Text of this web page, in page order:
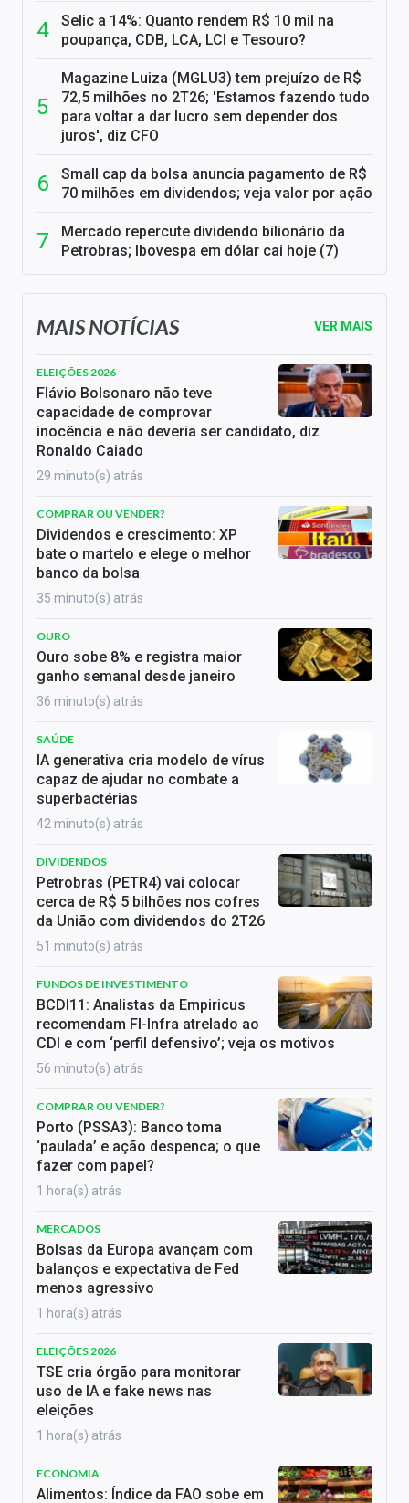
Selic a 14%: Quanto rendem R$ 10 mil na
poupança, CDB, LCA, LCI e Tesouro?
Magazine Luiza (MGLU3) tem prejuízo de R$
72,5 milhões no 2T26; 'Estamos fazendo tudo
para voltar a dar lucro sem depender dos
juros', diz CFO
Small cap da bolsa anuncia pagamento de R$
70 milhões em dividendos; veja valor por ação
Mercado repercute dividendo bilionário da
Petrobras; Ibovespa em dólar cai hoje (7)
MAIS NOTÍCIAS VER MAIS
ELEIÇÕES 2026
Flávio Bolsonaro não teve
capacidade de comprovar
inocência e não deveria ser candidato, diz
Ronaldo Caiado
29 minuto(s) atrás
COMPRAR OU VENDER?
Dividendos e crescimento: XP
bate o martelo e elege o melhor
banco da bolsa
35 minuto(s) atrás
OURO
Ouro sobe 8% e registra maior
ganho semanal desde janeiro
36 minuto(s) atrás
SAÚDE
IA generativa cria modelo de vírus
capaz de ajudar no combate a
superbactérias
42 minuto(s) atrás
DIVIDENDOS
Petrobras (PETR4) vai colocar
cerca de R$ 5 bilhões nos cofres
da União com dividendos do 2T26
51 minuto(s) atrás
FUNDOS DE INVESTIMENTO
BCDI11: Analistas da Empiricus
recomendam FI-Infra atrelado ao
CDI e com ‘perfil defensivo’; veja os motivos
56 minuto(s) atrás
COMPRAR OU VENDER?
Porto (PSSA3): Banco toma
‘paulada’ e ação despenca; o que
fazer com papel?
1 hora(s) atrás
MERCADOS
Bolsas da Europa avançam com
balanços e expectativa de Fed
menos agressivo
1 hora(s) atrás
ELEIÇÕES 2026
TSE cria órgão para monitorar
uso de IA e fake news nas
eleições
1 hora(s) atrás
ECONOMIA
Alimentos: Índice da FAO sobe em